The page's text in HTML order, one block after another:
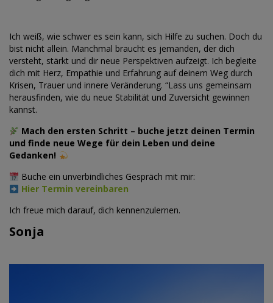
Ich weiß, wie schwer es sein kann, sich Hilfe zu suchen. Doch du
bist nicht allein. Manchmal braucht es jemanden, der dich
versteht, stärkt und dir neue Perspektiven aufzeigt. Ich begleite
dich mit Herz, Empathie und Erfahrung auf deinem Weg durch
Krisen, Trauer und innere Veränderung. “Lass uns gemeinsam
herausfinden, wie du neue Stabilität und Zuversicht gewinnen
kannst.
Mach den ersten Schritt – buche jetzt deinen Termin
und finde neue Wege für dein Leben und deine
Gedanken!
Buche ein unverbindliches Gespräch mit mir:
Hier Termin vereinbaren
Ich freue mich darauf, dich kennenzulernen.
Sonja